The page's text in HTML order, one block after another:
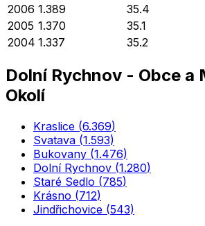
2006 1.389
35.4
2005 1.370
35.1
2004 1.337 35.2
Dolní Rychnov - Obce a
Okolí
Kraslice (6.369)
Svatava (1.593)
Bukovany (1.476)
Dolní Rychnov (1.280)
Staré Sedlo (785)
Krásno (712)
Jindřichovice (543)